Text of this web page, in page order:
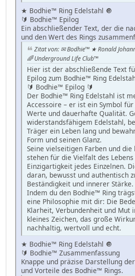
★ Bodhie™ Ring Edelstahl 🔘
🔰 Bodhie™ Epilog
Ein abschließender Text, der die
und den Wert des Rings
Zitat von: ✉ Bodhie™ ★ Ronald
🌈 Underground Life Club™
Hier ist der abschließende Text
Epilog zum Bodhie™ Ring
🔰 Bodhie™ Epilog 🔰
Der Bodhie™ Ring Edelstahl ist
Accessoire – er ist ein Symbol
Werte und dauerhafte Qualität.
widerstandsfähigem Edelstahl,
Träger ein Leben lang und
Form und seinen Glanz.
Seine vielseitigen Farben und
stehen für die Vielfalt des Lebens
Einzigartigkeit jedes Einzelnen.
daran, bewusst und authentisch
Beständigkeit und innerer Stärke.
Indem du den Bodhie™ Ring
eine Philosophie mit dir: Die
Klarheit, Verbundenheit und Mut
kleines Zeichen, das große
nachhaltig, wertvoll und echt.
★ Bodhie™ Ring Edelstahl 🔘
🔰 Bodhie™ Zusammenfassung
Knappe und präzise Darstellung
und Vorteile des Bodhie™ Rings.